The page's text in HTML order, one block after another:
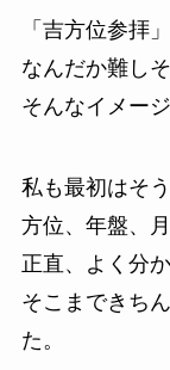
「吉方位参拝
なんだか難し
そんなイメー
私も最初はそう
方位、年盤、
正直、よく分
そこまできち
た。